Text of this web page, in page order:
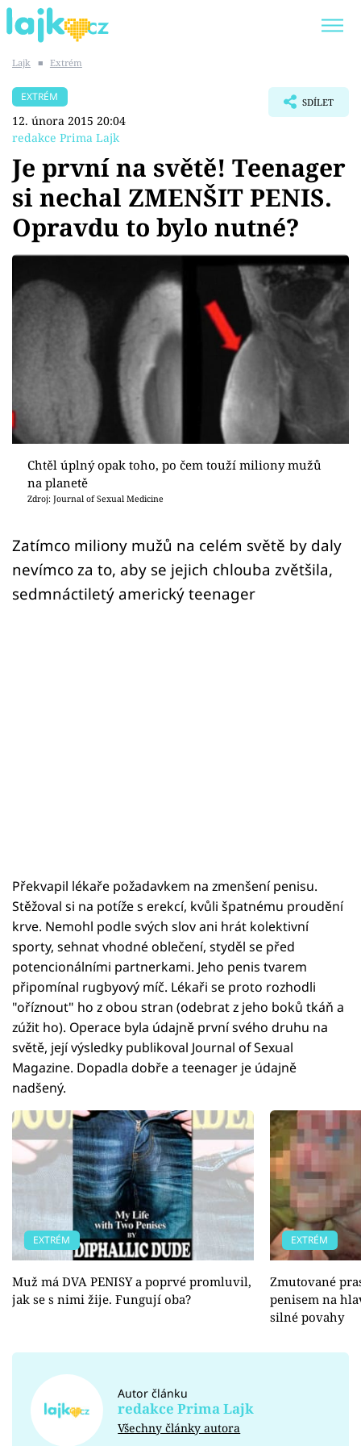
SHOPAHOLICADEL
Témata
Showbyznys
Youtubeři
Virály
Sex a vztahy
Videa
Sledujte prima+
Přihlášení
Sledujte nás
Lajk ■ Extrém
EXTRÉM
12. února 2015 20:04
redakce Prima Lajk
SDÍLET
Je první na světě! Teenager
si nechal ZMENŠIT PENIS.
Opravdu to bylo nutné?
Chtěl úplný opak toho, po čem touží miliony mužů
na planetě
Zdroj: Journal of Sexual Medicine
Zatímco miliony mužů na celém světě by daly
nevímco za to, aby se jejich chlouba zvětšila,
sedmnáctiletý americký teenager
Překvapil lékaře požadavkem na zmenšení penisu.
Stěžoval si na potíže s erekcí, kvůli špatnému proudění
krve. Nemohl podle svých slov ani hrát kolektivní
sporty, sehnat vhodné oblečení, styděl se před
potencionálními partnerkami. Jeho penis tvarem
připomínal rugbyový míč. Lékaři se proto rozhodli
"oříznout" ho z obou stran (odebrat z jeho boků tkáň a
zúžit ho). Operace byla údajně první svého druhu na
světě, její výsledky publikoval Journal of Sexual
Magazine. Dopadla dobře a teenager je údajně
nadšený.
EXTRÉM
Muž má DVA PENISY a poprvé promluvil,
jak se s nimi žije. Fungují oba?
EXTRÉM
Zmutované
penisem na
silné povahy
Autor článku
redakce Prima Lajk
Všechny články autora